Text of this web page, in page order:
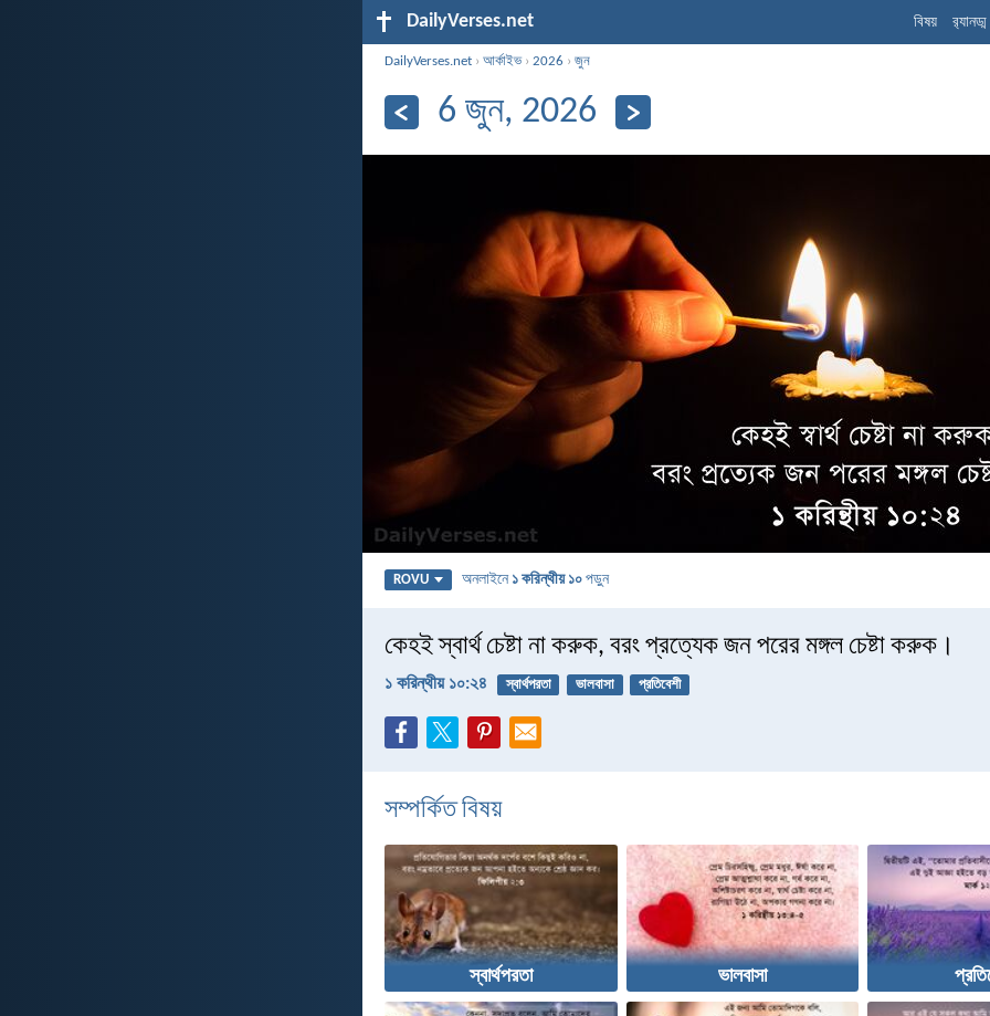
DailyVerses.net বিষয়
DailyVerses.net ›আর্কাইভ›2026 ›জুন
6 জুন, 2026
ROVU অনলাইনে ১ করিন্থীয় ১০ পড়ুন
কেহই স্বার্থ চেষ্টা না করুক, বরং প্রত্যেক জন পরের মঙ্গল চেষ্টা করুক।
১ করিন্থীয় ১০:২৪ স্বার্থপরতা ভালবাসা প্রতিবেশী
সম্পর্কিত বিষয়
স্বার্থপরতা ভালবাসা